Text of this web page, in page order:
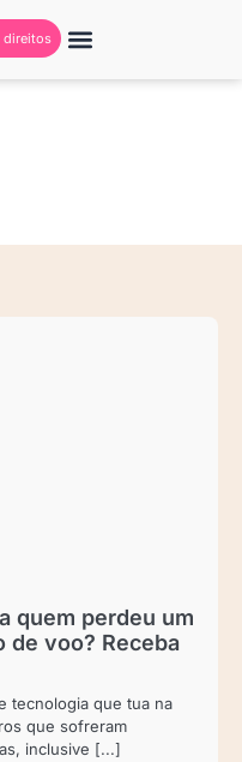
direitos
quem perdeu um
de voo? Receba
tecnologia que tua na
que sofreram
inclusive [...]